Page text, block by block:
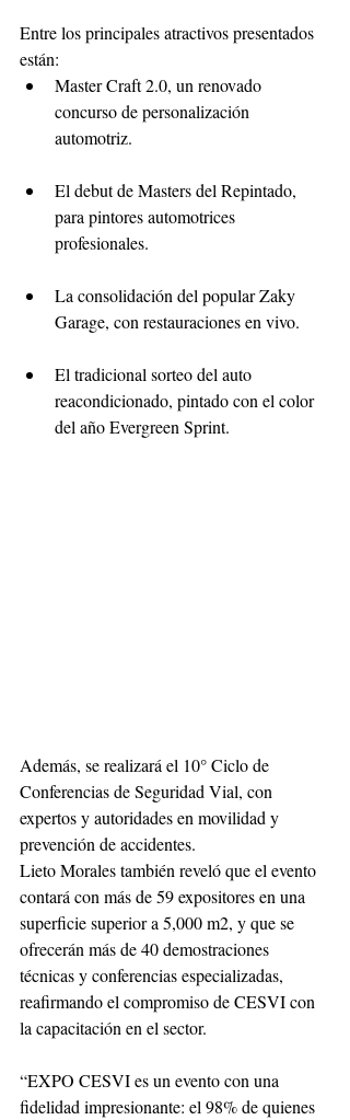
Entre los principales atractivos presentados
están:
Master Craft 2.0, un renovado
concurso de personalización
automotriz.
El debut de Masters del Repintado,
para pintores automotrices
profesionales.
La consolidación del popular Zaky
Garage, con restauraciones en vivo.
El tradicional sorteo del auto
reacondicionado, pintado con el color
del año Evergreen Sprint.
Además, se realizará el 10° Ciclo de
Conferencias de Seguridad Vial, con
expertos y autoridades en movilidad y
prevención de accidentes.
Lieto Morales también reveló que el evento
contará con más de 59 expositores en una
superficie superior a 5,000 m2, y que se
ofrecerán más de 40 demostraciones
técnicas y conferencias especializadas,
reafirmando el compromiso de CESVI con
la capacitación en el sector.
“EXPO CESVI es un evento con una
fidelidad impresionante: el 98% de quienes